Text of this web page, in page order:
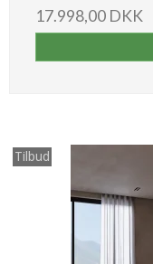
17.998,00 DKK
Tilbud